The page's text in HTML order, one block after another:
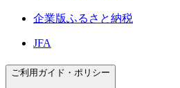
企業版ふるさと納税
JFA
ご利用ガイド・ポリシー